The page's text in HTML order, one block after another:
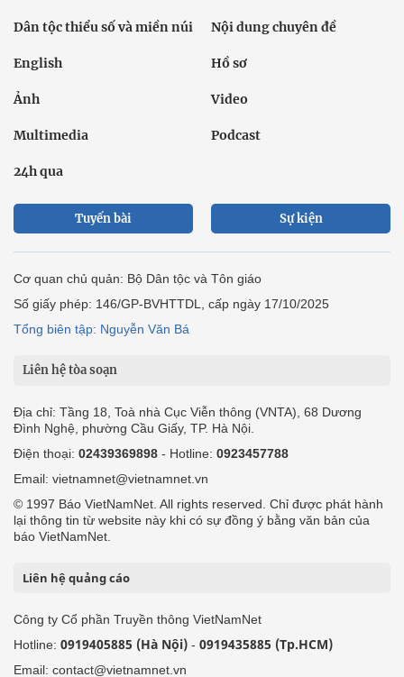
Dân tộc thiểu số và miền núi Nội dung chuyên đề
English Hồ sơ
Ảnh Video
Multimedia Podcast
24h qua
Tuyến bài Sự kiện
Cơ quan chủ quản: Bộ Dân tộc và Tôn giáo
Số giấy phép: 146/GP-BVHTTDL, cấp ngày 17/10/2025
Tổng biên tập: Nguyễn Văn Bá
Liên hệ tòa soạn
Địa chỉ: Tầng 18, Toà nhà Cục Viễn thông (VNTA), 68 Dương
Đình Nghệ, phường Cầu Giấy, TP. Hà Nội.
Điện thoại: 02439369898 - Hotline: 0923457788
Email: vietnamnet@vietnamnet.vn
© 1997 Báo VietNamNet. All rights reserved. Chỉ được phát hành
lại thông tin từ website này khi có sự đồng ý bằng văn bản của
báo VietNamNet.
Liên hệ quảng cáo
Công ty Cổ phần Truyền thông VietNamNet
Hotline: 0919405885 (Hà Nội) - 0919435885 (Tp.HCM)
Email: contact@vietnamnet.vn